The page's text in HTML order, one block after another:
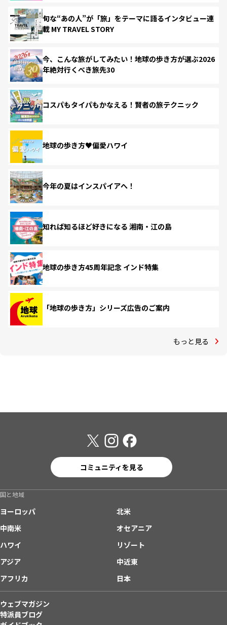
旬な“あの人”が「旅」をテーマに語るインタビュー連
載 MY TRAVEL STORY
今、こんな旅がしてみたい！地球の歩き方が選ぶ2026
年絶対行くべき旅先30
コスパもタイパもかなえる！賢者の旅テクニック
地球の歩き方♥偏愛ハワイ
今年の夏はインスパイアへ！
知れば知るほど好きになる 湘南・江の島
地球の歩き方45周年記念 インド特集
「地球の歩き方」シリーズ広告のご案内
もっと見る
コミュニティを見る
国と地域
ヨーロッパ
北米
中南米
オセアニア
ハワイ
リゾート
アジア
中近東
アフリカ
日本
ウェブマガジン
特派員ブログ